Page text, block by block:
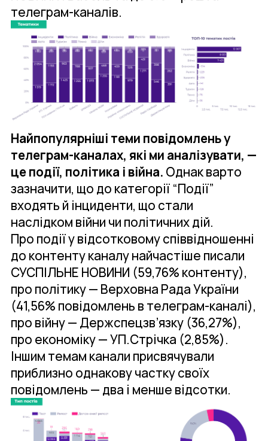
телеграм-каналів.
Найпопулярніші теми повідомлень у
телеграм-каналах, які ми аналізувати, —
це події, політика і війна. Однак варто
зазначити, що до категорії “Події”
входять й інциденти, що стали
наслідком війни чи політичних дій.
Про події у відсотковому співвідношенні
до контенту каналу найчастіше писали
СУСПІЛЬНЕ НОВИНИ (59,76% контенту),
про політику — Верховна Рада України
(41,56% повідомлень в телеграм-каналі),
про війну — Держспецзв’язку (36,27%),
про економіку — УП.Стрічка (2,85%).
Іншим темам канали присвячували
приблизно однакову частку своїх
повідомлень — два і менше відсотки.